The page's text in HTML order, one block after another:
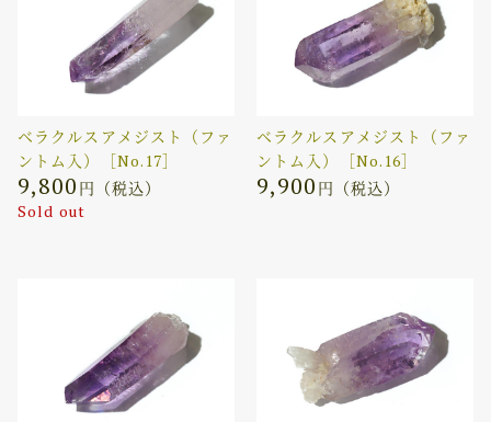
ベラクルスアメジスト（ファ
ントム入）［No.17］
9,800 円（税込）
Sold out
ベラクルスアメジスト（ファ
ントム入）［No.16］
9,900 円（税込）